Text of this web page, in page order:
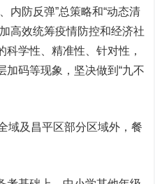
内防反弹”总策略和“动态清
高效统筹疫情防控和经济社
科学性、精准性、针对性，
加码等现象，坚决做到“九不
域及昌平区部分区域外，餐